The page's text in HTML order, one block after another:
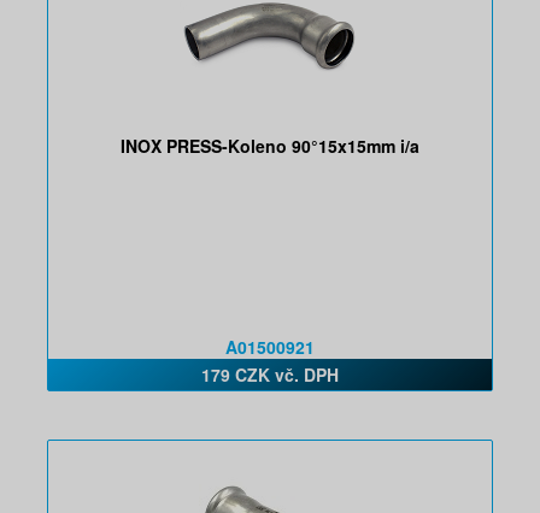
INOX PRESS-Koleno 90°15x15mm i/a
A01500921
179 CZK vč. DPH